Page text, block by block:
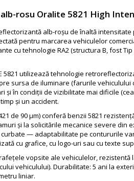
rosu Oralite 5821 High
alb-roșu de înaltă
pentru marcarea vehiculelor
cu tehnologie RA2 (structura B, fost
5821 utilizează tehnologie
sursa de iluminare (farurile
în condiții de vizibilitate mai dificile
și un accident.
de 90 μm) conferă benzii 5821
și la solicitările mecanice severe din
— adaptabilitate pe contururile
cu grafice, cu logo-uri sau cu texte
vopsite ale vehiculelor,
vehiculului). Durabilitate: 5 ani la
liniar.